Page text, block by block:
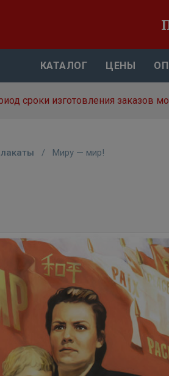
КАТАЛОГ ЦЕНЫ
сроки изготовления заказов
/ Миру — мир!